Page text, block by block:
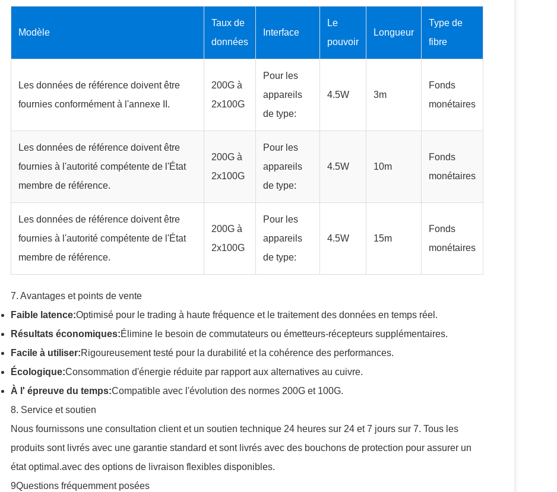
Modèle
Taux de
données
Interface
Le
pouvoir
Longueur
Type de
fibre
Les données de référence doivent être
fournies conformément à l'annexe II.
200G à
2x100G
Pour les
appareils
de type:
4.5W 3m
Fonds
monétaires
Les données de référence doivent être
fournies à l'autorité compétente de l'État
membre de référence.
200G à
2x100G
Pour les
appareils
de type:
4.5W 10m
Fonds
monétaires
Les données de référence doivent être
fournies à l'autorité compétente de l'État
membre de référence.
200G à
2x100G
Pour les
appareils
de type:
4.5W 15m
Fonds
monétaires
7. Avantages et points de vente
Faible latence:Optimisé pour le trading à haute fréquence et le traitement des données en temps réel.
Résultats économiques:Élimine le besoin de commutateurs ou émetteurs-récepteurs supplémentaires.
Facile à utiliser:Rigoureusement testé pour la durabilité et la cohérence des performances.
Écologique:Consommation d'énergie réduite par rapport aux alternatives au cuivre.
À l' épreuve du temps:Compatible avec l'évolution des normes 200G et 100G.
8. Service et soutien
Nous fournissons une consultation client et un soutien technique 24 heures sur 24 et 7 jours sur 7. Tous les
produits sont livrés avec une garantie standard et sont livrés avec des bouchons de protection pour assurer un
état optimal.avec des options de livraison flexibles disponibles.
9Questions fréquemment posées